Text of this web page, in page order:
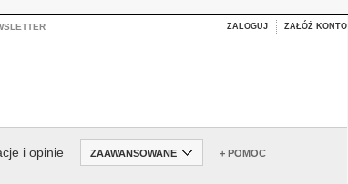
ZALOGUJ ZAŁÓŻ KONTO
i opinie ZAAWANSOWANE + POMOC